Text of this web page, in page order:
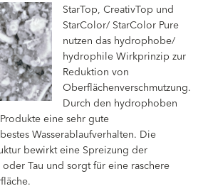
StarTop, CreativTop und
StarColor/ StarColor Pure
nutzen das hydrophobe/
hydrophile Wirkprinzip zur
Reduktion von
Oberflächenverschmutzung.
Durch den hydrophoben
eine sehr gute
Wasserablaufverhalten. Die
bewirkt eine Spreizung der
Tau und sorgt für eine raschere